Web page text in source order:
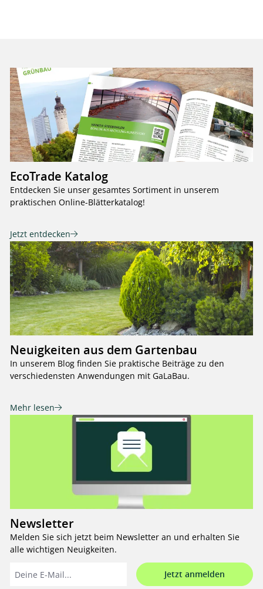
EcoTrade Katalog
Entdecken Sie unser gesamtes Sortiment in unserem
praktischen Online-Blätterkatalog!
Jetzt entdecken
Neuigkeiten aus dem Gartenbau
In unserem Blog finden Sie praktische Beiträge zu den
verschiedensten Anwendungen mit GaLaBau.
Mehr lesen
Newsletter
Melden Sie sich jetzt beim Newsletter an und erhalten Sie
alle wichtigen Neuigkeiten.
Jetzt anmelden